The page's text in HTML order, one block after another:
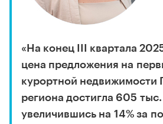
«На конец III квартала
цена предложения на
курортной недвижимости
региона достигла 605
увеличившись на 14% за